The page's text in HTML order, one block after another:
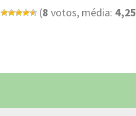
(8 votos, média: 4,25